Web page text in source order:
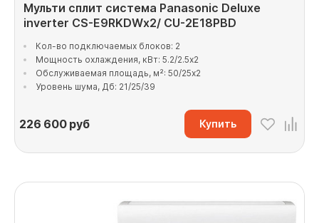
Мульти сплит система Panasonic Deluxe
inverter CS-E9RKDWx2/ CU-2E18PBD
Кол-во подключаемых блоков: 2
Мощность охлаждения, кВт: 5.2/2.5x2
Обслуживаемая площадь, м²: 50/25x2
Уровень шума, Дб: 21/25/39
226 600руб Купить